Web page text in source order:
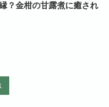
？金柑の甘露煮に癒され